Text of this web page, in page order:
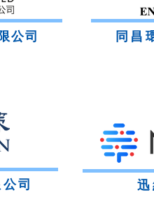
公司 同昌
司